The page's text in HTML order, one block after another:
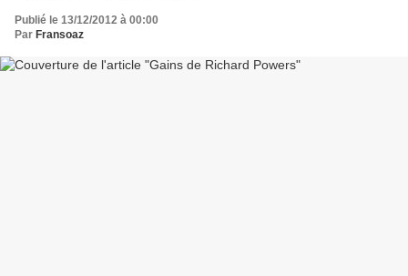
Publié le 13/12/2012 à 00:00
Par Fransoaz